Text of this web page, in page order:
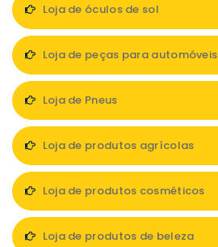
Loja de óculos de sol
Loja de peças para automóveis
Loja de Pneus
Loja de produtos agrícolas
Loja de produtos cosméticos
Loja de produtos de beleza